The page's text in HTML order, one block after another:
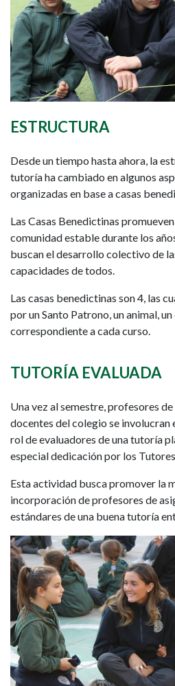
ESTRUCTURA
Desde un tiempo hasta ahora, la
tutoría ha cambiado en algunos
organizadas en base a casas
Las Casas Benedictinas
comunidad estable durante los
buscan el desarrollo colectivo de
capacidades de todos.
Las casas benedictinas son 4, las
por un Santo Patrono, un animal,
correspondiente a cada curso.
TUTORÍA EVALUADA
Una vez al semestre, profesores
docentes del colegio se involucran
rol de evaluadores de una tutoría
especial dedicación por los
Esta actividad busca promover la
incorporación de profesores de
estándares de una buena tutoría